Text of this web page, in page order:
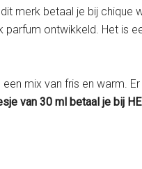
merk betaal je bij chique
parfum ontwikkeld. Het is
mix van fris en warm.
van 30 ml betaal je bij